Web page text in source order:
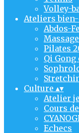
Volley-
Ateliers
Abdos-
Pilates
Qi Gong
Culture ▴▾
Atelier
Cours
Echecs